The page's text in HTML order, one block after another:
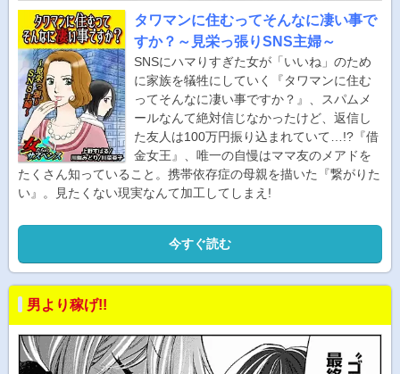
タワマンに住むってそんなに凄い事で
すか？～見栄っ張りSNS主婦～
SNSにハマりすぎた女が「いいね」のため
に家族を犠牲にしていく『タワマンに住む
ってそんなに凄い事ですか？』、スパムメ
ールなんて絶対信じなかったけど、返信し
た友人は100万円振り込まれていて…!?『借
金女王』、唯一の自慢はママ友のメアドを
たくさん知っていること。携帯依存症の母親を描いた『繋がりた
い』。見たくない現実なんて加工してしまえ!
今すぐ読む
男より稼げ!!